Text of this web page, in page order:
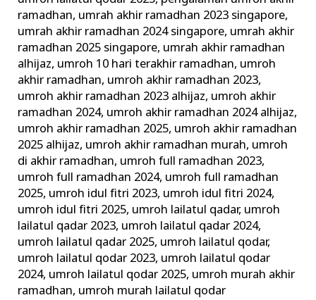
ramadhan, umrah akhir ramadhan 2023 singapore,
umrah akhir ramadhan 2024 singapore, umrah akhir
ramadhan 2025 singapore, umrah akhir ramadhan
alhijaz, umroh 10 hari terakhir ramadhan, umroh
akhir ramadhan, umroh akhir ramadhan 2023,
umroh akhir ramadhan 2023 alhijaz, umroh akhir
ramadhan 2024, umroh akhir ramadhan 2024 alhijaz,
umroh akhir ramadhan 2025, umroh akhir ramadhan
2025 alhijaz, umroh akhir ramadhan murah, umroh
di akhir ramadhan, umroh full ramadhan 2023,
umroh full ramadhan 2024, umroh full ramadhan
2025, umroh idul fitri 2023, umroh idul fitri 2024,
umroh idul fitri 2025, umroh lailatul qadar, umroh
lailatul qadar 2023, umroh lailatul qadar 2024,
umroh lailatul qadar 2025, umroh lailatul qodar,
umroh lailatul qodar 2023, umroh lailatul qodar
2024, umroh lailatul qodar 2025, umroh murah akhir
ramadhan, umroh murah lailatul qodar